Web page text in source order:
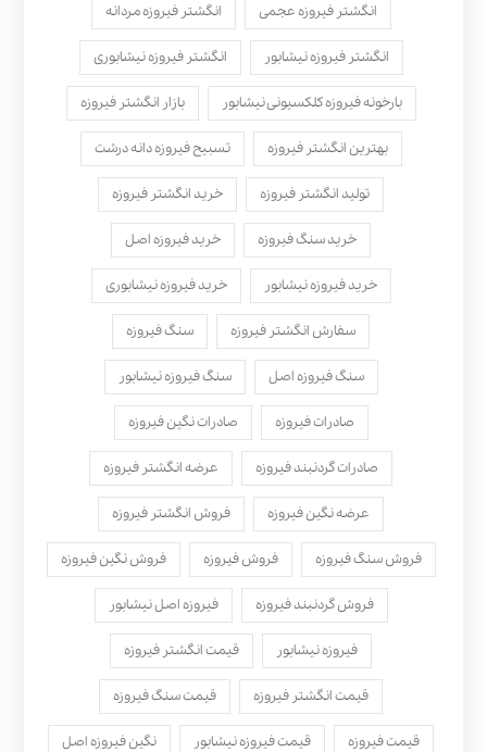
انگشتر فیروزه عجمی انگشتر فیروزه مردانه
انگشتر فیروزه نیشابور انگشتر فیروزه نیشابوری
بارخونه فیروزه کلکسیونی نیشابور بازار انگشتر فیروزه
بهترین انگشتر فیروزه تسبیح فیروزه دانه درشت
تولید انگشتر فیروزه خرید انگشتر فیروزه
خرید سنگ فیروزه خرید فیروزه اصل
خرید فیروزه نیشابور خرید فیروزه نیشابوری
سفارش انگشتر فیروزه سنگ فیروزه
سنگ فیروزه اصل سنگ فیروزه نیشابور
صادرات فیروزه صادرات نگین فیروزه
صادرات گردنبند فیروزه عرضه انگشتر فیروزه
عرضه نگین فیروزه فروش انگشتر فیروزه
فروش سنگ فیروزه فروش فیروزه فروش نگین فیروزه
فروش گردنبند فیروزه فیروزه اصل نیشابور
فیروزه نیشابور قیمت انگشتر فیروزه
قیمت انگشتر فیروزه قیمت سنگ فیروزه
قیمت فیروزه قیمت فیروزه نیشابور نگین فیروزه اصل